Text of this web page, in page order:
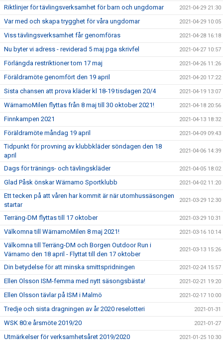
Riktlinjer för tävlingsverksamhet för barn och ungdomar 2021-04-29 21:30
Var med och skapa trygghet för våra ungdomar 2021-04-29 10:05
Viss tävlingsverksamhet får genomföras 2021-04-28 16:18
Nu byter vi adress - reviderad 5 maj pga skrivfel 2021-04-27 10:57
Förlängda restriktioner tom 17 maj 2021-04-26 11:26
Föräldramöte genomfört den 19 april 2021-04-20 17:22
Sista chansen att prova kläder kl 18-19 tisdagen 20/4 2021-04-19 13:07
WärnamoMilen flyttas från 8 maj till 30 oktober 2021! 2021-04-18 20:56
Finnkampen 2021 2021-04-13 18:32
Föräldramöte måndag 19 april 2021-04-09 09:43
Tidpunkt för provning av klubbkläder söndagen den 18
april
2021-04-06 14:39
Dags för tränings- och tävlingskläder 2021-04-05 18:02
Glad Påsk önskar Wärnamo Sportklubb 2021-04-02 11:20
Ett tecken på att våren har kommit är när utomhussäsongen
startar
2021-03-29 12:30
Terräng-DM flyttas till 17 oktober 2021-03-29 10:31
Välkomna till WärnamoMilen 8 maj 2021! 2021-03-16 10:14
Välkomna till Terräng-DM och Borgen Outdoor Run i
Värnamo den 18 april - Flyttat till den 17 oktober
2021-03-13 15:26
Din betydelse för att minska smittspridningen 2021-02-24 15:57
Ellen Olsson ISM-femma med nytt säsongsbästa! 2021-02-21 19:20
Ellen Olsson tävlar på ISM i Malmö 2021-02-17 10:00
Tredje och sista dragningen av år 2020 reselotteri 2021-01-31
WSK 80:e årsmöte 2019/20 2021-01-27
Utmärkelser för verksamhetsåret 2019/2020 2021-01-25 10:30